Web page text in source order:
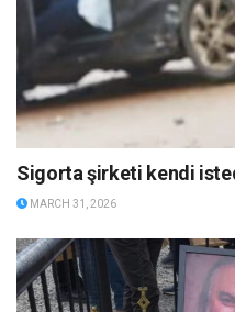
Sigorta şirketi kendi
MARCH 31, 2026